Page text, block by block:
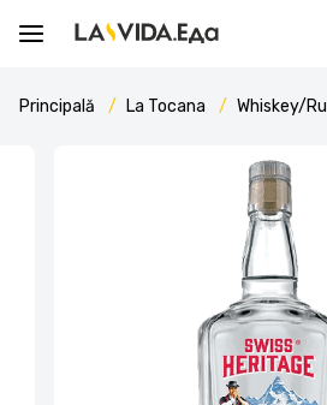
Principală La Tocana Whiskey/